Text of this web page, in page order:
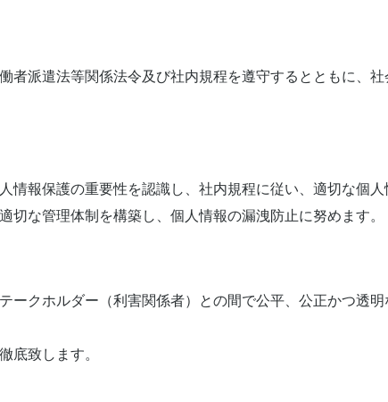
者派遣法等関係法令及び社内規程を遵守するとともに、社
情報保護の重要性を認識し、社内規程に従い、適切な個人
な管理体制を構築し、個人情報の漏洩防止に努めます。
ークホルダー（利害関係者）との間で公平、公正かつ透明
底致します。